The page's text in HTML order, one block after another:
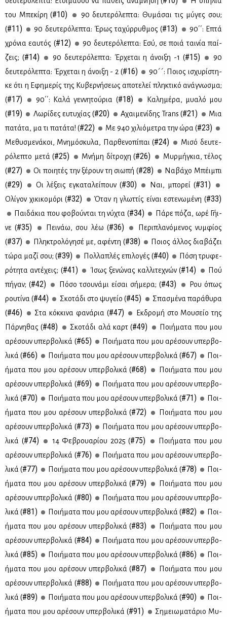
του Μπε­κί­ρη (#10)
90 δευ­τε­ρό­λε­πτα: Θυ­μά­σαι τις μύ­γες σου;
(#11) 90 δευ­τε­ρό­λε­πτα: Έρως τα­χύρ­ρυθ­μος (#13)
90΄΄: Επτά
χρό­νια εαυ­τός (#12)
90 δευ­τε­ρό­λε­πτα: Εσύ, σε ποιά ται­νία παί­
ζεις; (#14) 90 δευ­τε­ρό­λε­πτα: Έρ­χε­ται η άνοι­ξη -1 (#15)
90
δευ­τε­ρό­λε­πτα: Έρ­χε­ται η άνοι­ξη - 2 (#16)
90´´: Ποιος ισχυ­ρί­στη­
κε ότι η Εφη­με­ρίς της Κυ­βερ­νή­σε­ως απο­τε­λεί πλη­κτι­κό ανά­γνω­σμα;
(#17) 90΄΄: Κα­λά γεν­νη­τού­ρια (#18)
Κα­λη­μέ­ρα, μυα­λό μου
(#19) Λω­ρί­δες ευ­τυ­χί­ας (#20) Αχαι­με­νί­δης Trans (#21)
Μια
πα­τά­τα, μα τι πα­τά­τα! (#22) Mε 940 χι­λιό­με­τρα την ώρα (#23)
Με­θυ­σμε­νά­κοι, Μνη­μό­σκυ­λα, Παρ­θε­νο­πί­παι (#24)
Μι­σό δευ­τε­
ρό­λε­πτο με­τά (#25) Mνή­μη δί­τρο­χη (#26)
Μυρ­μή­γκια, τέ­λος
(#27) Οι ποι­η­τές την ξέ­ρουν τη σιω­πή (#28)
Να­βά­χο Μπέι­μπι
(#29) Οι λέ­ξεις εγκα­τα­λεί­πουν (#30) Ναι, μπο­ρεί (#31)
Ολί­γον χι­κι­κο­μό­ρι (#32) Όταν η γλωτ­τίς εί­ναι εστε­νω­μέ­νη (#33)
Παι­δά­κια που φο­βού­νται τη νύ­χτα (#34)
Πά­ρε πό­ζα, ωρέ Γή­ι­
νε (#35) Πει­νάω, σου λέω (#36)
Πε­ρι­πλα­νό­με­νος νυμ­φί­ος
(#37) Πλη­κτρο­λό­γη­σέ με, αφέ­ντη (#38)
Ποιος άλ­λος δια­βά­ζει
τώ­ρα μα­ζί σου; (#39) Πολ­λα­πλές επι­λο­γές (#40)
Πό­ση τρυ­φε­
ρό­τη­τα αντέ­χεις; (#41) Ίσως ξε­νώ­νας καλ­λι­τε­χνών (#14)
Πού
πή­γαν; (#42) Πό­σο τσου­νά­μι εί­σαι σή­με­ρα; (#43)
Ρου όπως
ρου­τί­να (#44) Σκο­τά­δι στο ψυ­γείο (#45)
Σπα­σμέ­να πα­ρά­θυ­ρα
(#46) Στα κόκ­κι­να φα­νά­ρια (#47)
Εκ­δρο­μή στο Μου­σείο της
Πάρ­νη­θας (#48) Σκο­τά­δι αλά καρτ (#49)
Ποι­ή­μα­τα που μου
αρέ­σουν υπερ­βο­λι­κά (#65)
Ποι­ή­μα­τα που μου αρέ­σουν υπερ­βο­
λι­κά (#66) Ποι­ή­μα­τα που μου αρέ­σουν υπερ­βο­λι­κά (#67)
Ποι­
ή­μα­τα που μου αρέ­σουν υπερ­βο­λι­κά (#68)
Ποι­ή­μα­τα που μου
αρέ­σουν υπερ­βο­λι­κά (#69)
Ποι­ή­μα­τα που μου αρέ­σουν υπερ­βο­
λι­κά (#70) Ποι­ή­μα­τα που μου αρέ­σουν υπερ­βο­λι­κά (#71)
Ποι­
ή­μα­τα που μου αρέ­σουν υπερ­βο­λι­κά (#72)
Ποι­ή­μα­τα που μου
αρέ­σουν υπερ­βο­λι­κά (#73)
Ποι­ή­μα­τα που μου αρέ­σουν υπερ­βο­
λι­κά (#74) 14 Φε­βρουα­ρί­ου 2025 (#75)
Ποι­ή­μα­τα που μου
αρέ­σουν υπερ­βο­λι­κά (#76)
Ποι­ή­μα­τα που μου αρέ­σουν υπερ­βο­
λι­κά (#77) Ποι­ή­μα­τα που μου αρέ­σουν υπερ­βο­λι­κά (#78)
Ποι­
ή­μα­τα που μου αρέ­σουν υπερ­βο­λι­κά (#79)
Ποι­ή­μα­τα που μου
αρέ­σουν υπερ­βο­λι­κά (#80)
Ποι­ή­μα­τα που μου αρέ­σουν υπερ­βο­
λι­κά (#81) Ποι­ή­μα­τα που μου αρέ­σουν υπερ­βο­λι­κά (#82)
Ποι­
ή­μα­τα που μου αρέ­σουν υπερ­βο­λι­κά (#83)
Ποι­ή­μα­τα που μου
αρέ­σουν υπερ­βο­λι­κά (#84)
Ποι­ή­μα­τα που μου αρέ­σουν υπερ­βο­
λι­κά (#85) Ποι­ή­μα­τα που μου αρέ­σουν υπερ­βο­λι­κά (#86)
Ποι­
ή­μα­τα που μου αρέ­σουν υπερ­βο­λι­κά (#87)
Ποι­ή­μα­τα που μου
αρέ­σουν υπερ­βο­λι­κά (#88)
Ποι­ή­μα­τα που μου αρέ­σουν υπερ­βο­
λι­κά (#89) Ποι­ή­μα­τα που μου αρέ­σουν υπερ­βο­λι­κά (#90)
Ποι­
ή­μα­τα που μου αρέ­σουν υπερ­βο­λι­κά (#91)
Ση­μειω­μα­τά­ριο Μυ­